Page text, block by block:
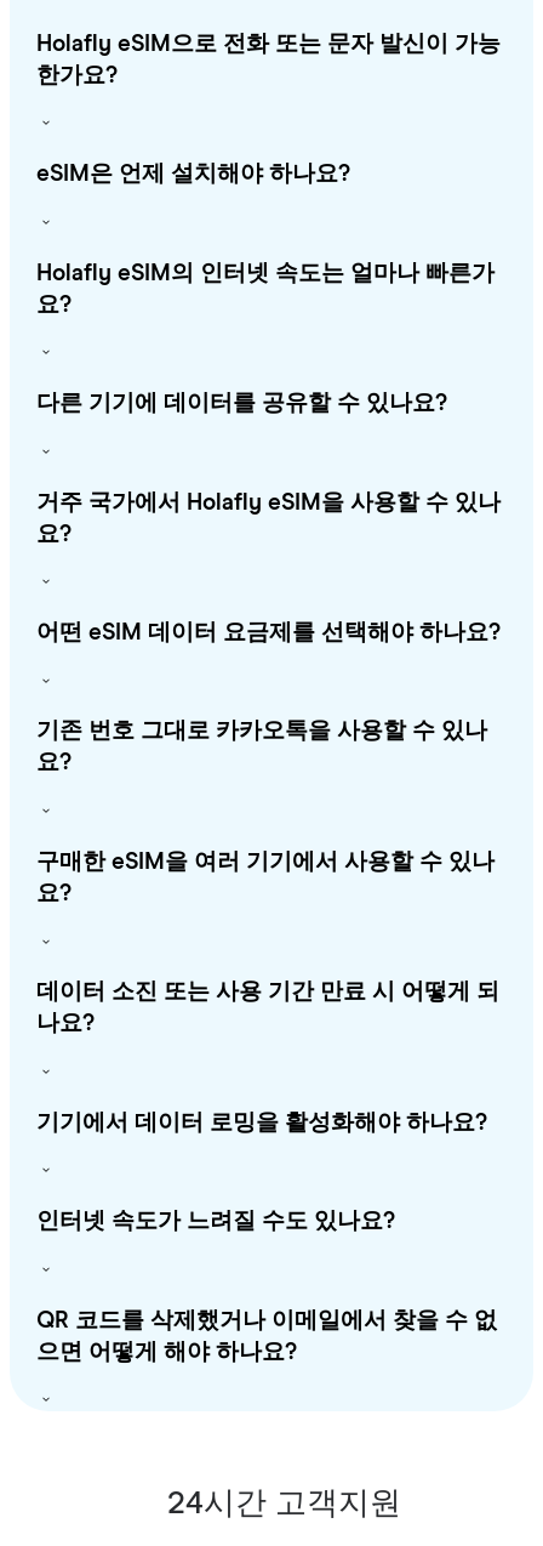
Holafly eSIM으로 전화 또는 문자 발신이 가능
한가요?
eSIM은 언제 설치해야 하나요?
Holafly eSIM의 인터넷 속도는 얼마나 빠른가
요?
다른 기기에 데이터를 공유할 수 있나요?
거주 국가에서 Holafly eSIM을 사용할 수 있나
요?
어떤 eSIM 데이터 요금제를 선택해야 하나요?
기존 번호 그대로 카카오톡을 사용할 수 있나
요?
구매한 eSIM을 여러 기기에서 사용할 수 있나
요?
데이터 소진 또는 사용 기간 만료 시 어떻게 되
나요?
기기에서 데이터 로밍을 활성화해야 하나요?
인터넷 속도가 느려질 수도 있나요?
QR 코드를 삭제했거나 이메일에서 찾을 수 없
으면 어떻게 해야 하나요?
24시간 고객지원